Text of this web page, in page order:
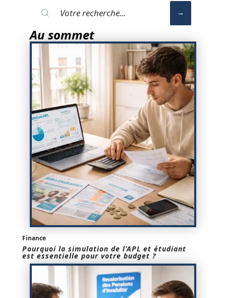
Au sommet
Finance
Pourquoi la simulation de l’APL et étudiant
est essentielle pour votre budget ?